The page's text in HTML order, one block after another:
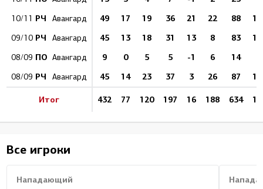
10/11 РЧ Авангард 49 17 19 36 21 22 88
09/10 РЧ Авангард 45 13 18 31 13 8 83
08/09 ПО Авангард 9 0 5 5 -1 6 14
08/09 РЧ Авангард 45 14 23 37 3 26 87
Итог 432 77 120 197 16 188 634
Все игроки
Нападающий